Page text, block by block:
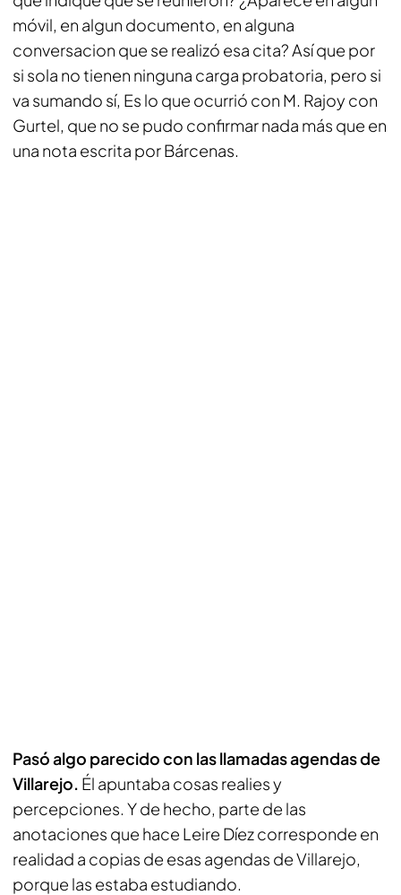
móvil, en algun documento, en alguna
conversacion que se realizó esa cita? Así que por
si sola no tienen ninguna carga probatoria, pero si
va sumando sí, Es lo que ocurrió con M. Rajoy con
Gurtel, que no se pudo confirmar nada más que en
una nota escrita por Bárcenas.
Pasó algo parecido con las llamadas agendas de
Villarejo. Él apuntaba cosas realies y
percepciones. Y de hecho, parte de las
anotaciones que hace Leire Díez corresponde en
realidad a copias de esas agendas de Villarejo,
porque las estaba estudiando.